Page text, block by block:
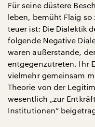
Für seine düstere
leben, bemüht Flaig
teuer ist: Die Dialektik
folgende Negative
waren außerstande,
entgegenzutreten. Ihr
vielmehr gemeinsam
Theorie von der
wesentlich „zur
Institutionen“